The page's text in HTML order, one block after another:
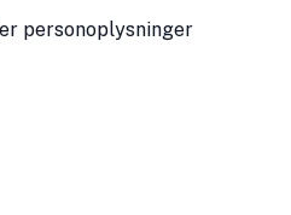
personoplysninger